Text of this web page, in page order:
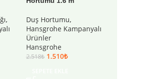
,
Duş Hortumu,
Hansgrohe Kampanyalı
Ürünler
Hansgrohe
2.518₺ 1.510₺